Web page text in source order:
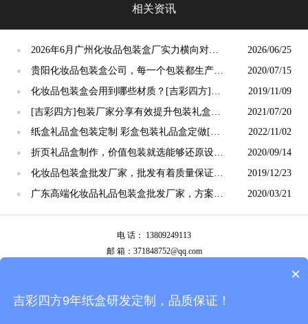
相关资讯
●
2026年6月广州化妆品包装盒厂实力横向对比
｜内行采购必看，避开转包、色差、交期坑
2026/06/25
●
贵阳化妆品包装盒公司，每一个包装都生产的
有质量[吉彩四方]
2020/07/15
●
化妆品包装盒会用到哪些材质？[吉彩四方]为
您一一罗列出来
2019/11/09
●
[吉彩四方]包装厂家分享有效提升包装礼盒制
作档次的办法
2021/07/20
●
纸盒礼品盒包装定制 彩盒包装礼品盒定做[吉
彩四方]
2022/11/02
●
折页礼品盒制作，价值包装就选能够还原设计
的[吉彩四方]
2020/09/14
●
化妆品包装盒批发厂家，批发有着质量保证的
包装[吉彩四方]
2019/12/23
●
广东高端化妆品礼品包装盒批发厂家，方案策
划[吉彩四方]
2020/03/21
电 话： 13809249113
邮 箱：371848752@qq.com
×
吉彩四方9年纸盒研发定制，品质保证！